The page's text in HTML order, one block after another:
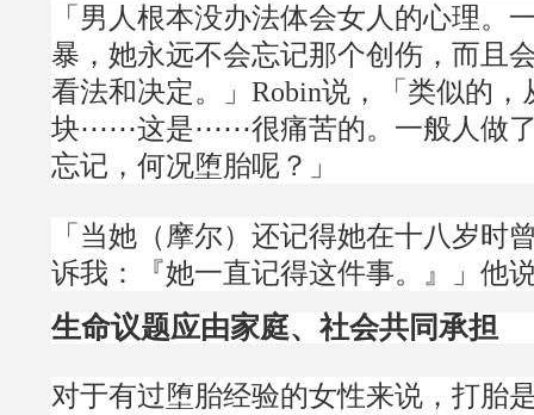
「男人根本没办法体会女人的心理。
暴，她永远不会忘记那个创伤，而且
看法和决定。」Robin说，「类似的
块⋯⋯这是⋯⋯很痛苦的。一般人做了
忘记，何况堕胎呢？」
「当她（摩尔）还记得她在十八岁时
诉我：『她一直记得这件事。』」他
生命议题应由家庭、社会共同承担
对于有过堕胎经验的女性来说，打胎